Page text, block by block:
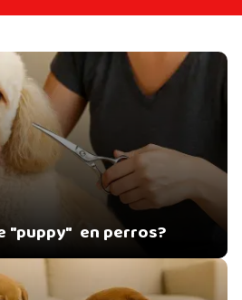
"puppy" en perros?